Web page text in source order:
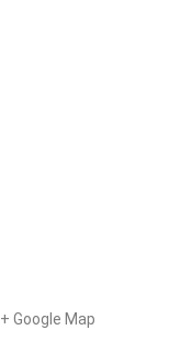
+ Google Map